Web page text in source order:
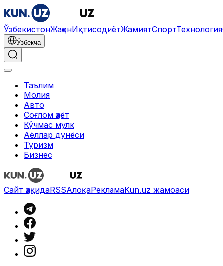
ЎзбекистонЖаҳонИқтисодиётЖамиятСпортТехнология
Ўзбекча
Таълим
Молия
Авто
Соғлом ҳаёт
Кўчмас мулк
Аёллар дунёси
Туризм
Бизнес
Сайт ҳақидаRSSАлоқаРекламаKun.uz жамоаси